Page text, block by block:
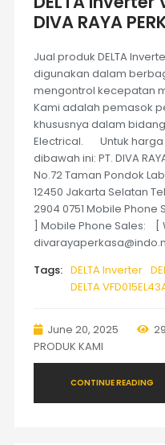
DIVA RAYA
Jual produk DELTA
digunakan dalam
mengontrol kecepatan
Kami adalah pemasok
khususnya dalam
Electrical. Untuk harga
dibawah ini: PT. DIVA
No.72 Taman Pondok
12450 Jakarta Selatan
2904 0751 Mobile
] Mobile Phone Sales: [
Tags: DELTA Inverter
DELTA
June 20, 2025
PRODUK KAMI
CONTINUE READING